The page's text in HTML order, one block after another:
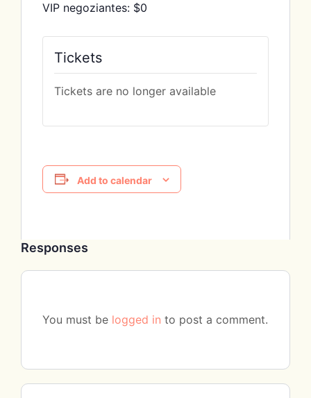
VIP negoziantes: $0
Tickets
Tickets are no longer available
Add to calendar
Responses
You must be logged in to post a comment.